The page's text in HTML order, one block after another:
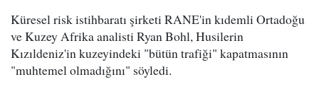
Küresel risk istihbaratı şirketi RANE'in kıdemli Ortadoğu
ve Kuzey Afrika analisti Ryan Bohl, Husilerin
Kızıldeniz'in kuzeyindeki "bütün trafiği" kapatmasının
"muhtemel olmadığını" söyledi.